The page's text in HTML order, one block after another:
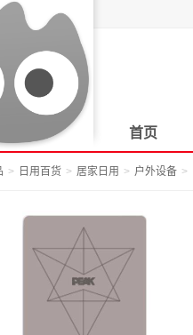
首页
日用百货 居家日用 户外设备